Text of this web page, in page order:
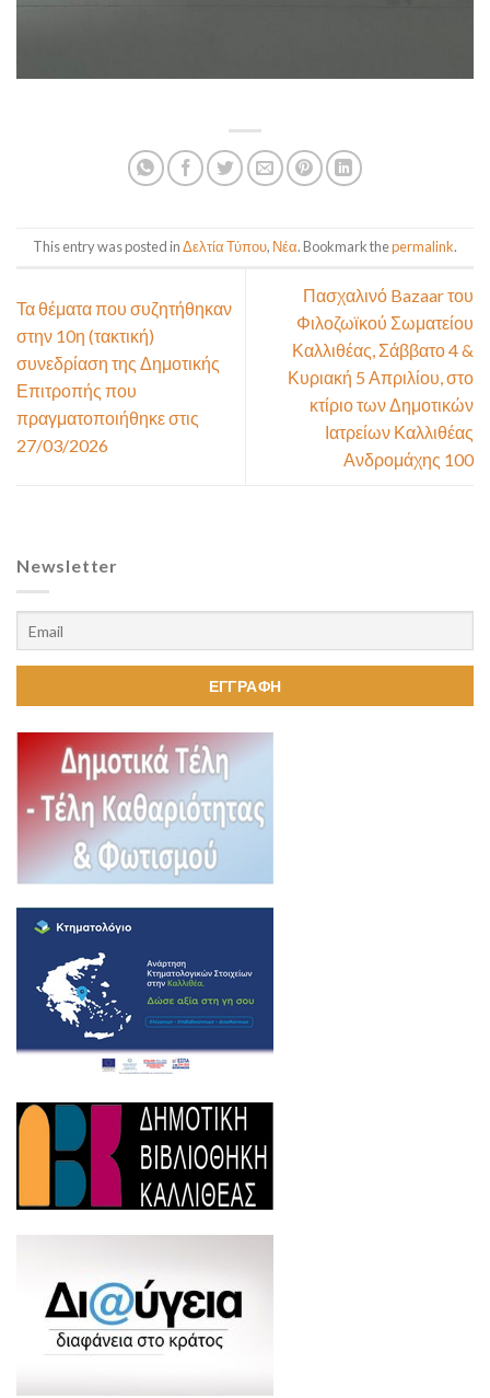
This entry was posted inΔελτία Τύπου, Νέα. Bookmark thepermalink.
Τα θέματα που συζητήθηκαν
στην 10η (τακτική)
συνεδρίαση της Δημοτικής
Επιτροπής που
πραγματοποιήθηκε στις
27/03/2026
Πασχαλινό Bazaar του
Φιλοζωϊκού Σωματείου
Καλλιθέας, Σάββατο 4 &
Κυριακή 5 Απριλίου, στο
κτίριο των Δημοτικών
Ιατρείων Καλλιθέας
Ανδρομάχης 100
Newsletter